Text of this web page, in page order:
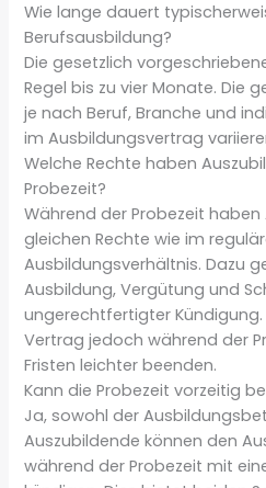
Wie lange dauert
Berufsausbildung?
Die gesetzlich
Regel bis zu vier Monate. Die
je nach Beruf, Branche und
im Ausbildungsvertrag
Welche Rechte haben
Probezeit?
Während der Probezeit
gleichen Rechte wie im
Ausbildungsverhältnis. Dazu
Ausbildung, Vergütung und
ungerechtfertigter Kündigung.
Vertrag jedoch während der
Fristen leichter beenden.
Kann die Probezeit vorzeitig
Ja, sowohl der
Auszubildende können den
während der Probezeit mit